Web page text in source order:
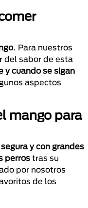
. Para nuestros
del sabor de esta
y cuando se sigan
aspectos
mango para
y con grandes
perros tras su
por nosotros
de los